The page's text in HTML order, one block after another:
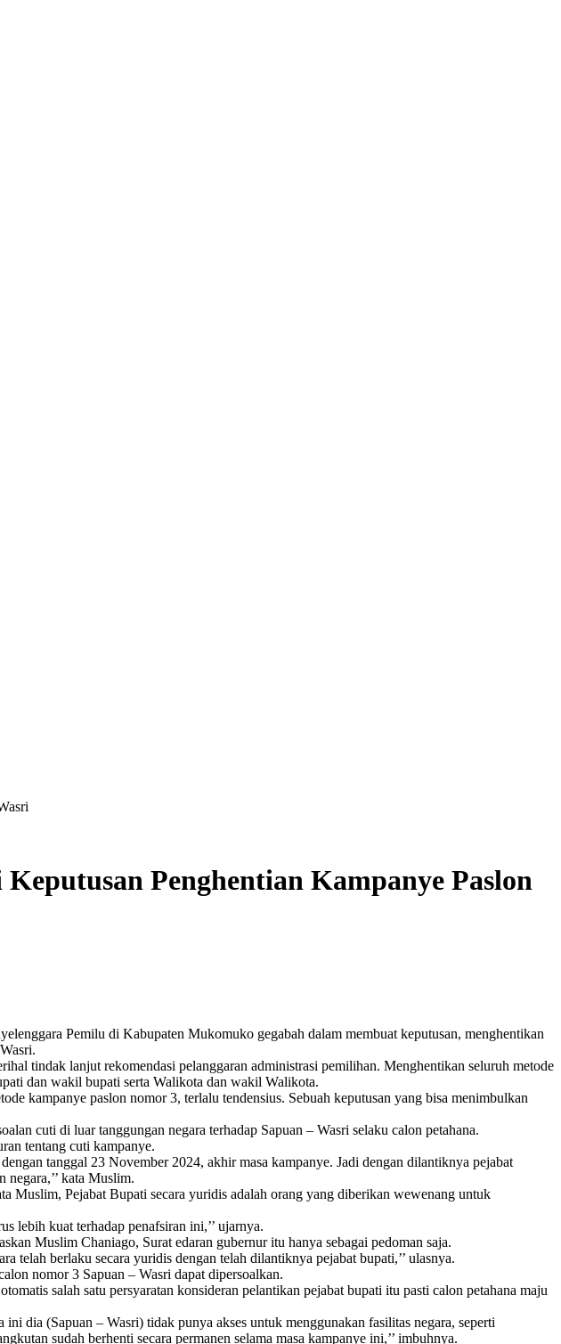
Penghentian Kampanye Paslon
Pemilu di Kabupaten Mukomuko gegabah dalam membuat keputusan, menghentikan
tindak lanjut rekomendasi pelanggaran administrasi pemilihan. Menghentikan seluruh metode
dan wakil bupati serta Walikota dan wakil Walikota.
kampanye paslon nomor 3, terlalu tendensius. Sebuah keputusan yang bisa menimbulkan
cuti di luar tanggungan negara terhadap Sapuan – Wasri selaku calon petahana.
tentang cuti kampanye.
tanggal 23 November 2024, akhir masa kampanye. Jadi dengan dilantiknya pejabat
kata Muslim.
Muslim, Pejabat Bupati secara yuridis adalah orang yang diberikan wewenang untuk
lebih kuat terhadap penafsiran ini,’’ ujarnya.
Muslim Chaniago, Surat edaran gubernur itu hanya sebagai pedoman saja.
telah berlaku secara yuridis dengan telah dilantiknya pejabat bupati,’’ ulasnya.
nomor 3 Sapuan – Wasri dapat dipersoalkan.
salah satu persyaratan konsideran pelantikan pejabat bupati itu pasti calon petahana maju
dia (Sapuan – Wasri) tidak punya akses untuk menggunakan fasilitas negara, seperti
sudah berhenti secara permanen selama masa kampanye ini,’’ imbuhnya.